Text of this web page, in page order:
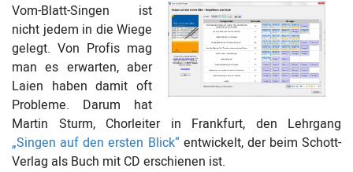
Vom-Blatt-Singen ist
nicht jedem in die Wiege
gelegt. Von Profis mag
man es erwarten, aber
Laien haben damit oft
Probleme. Darum hat
Martin Sturm, Chorleiter in Frankfurt, den Lehrgang
„Singen auf den ersten Blick“entwickelt, der beim Schott-
Verlag als Buch mit CD erschienen ist.